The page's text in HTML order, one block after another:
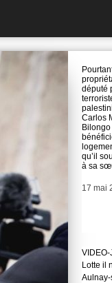
député
Carlos
qu’il
à sa
Date
17 mai
Lotte il